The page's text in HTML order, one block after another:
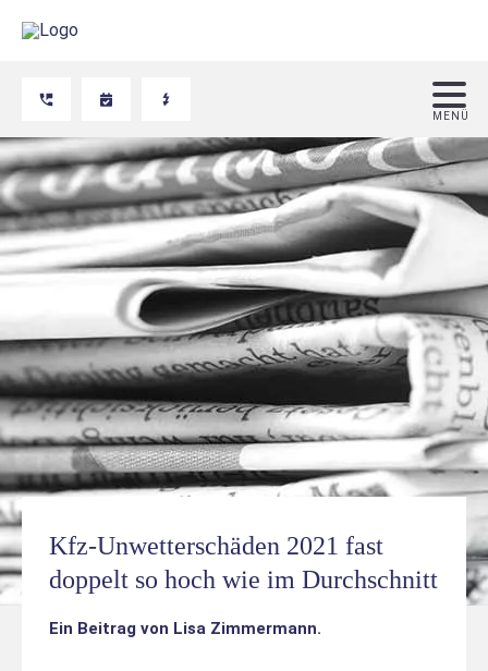
Kfz-Unwetterschäden 2021 fast
doppelt so hoch wie im Durchschnitt
Ein Beitrag von Lisa Zimmermann.